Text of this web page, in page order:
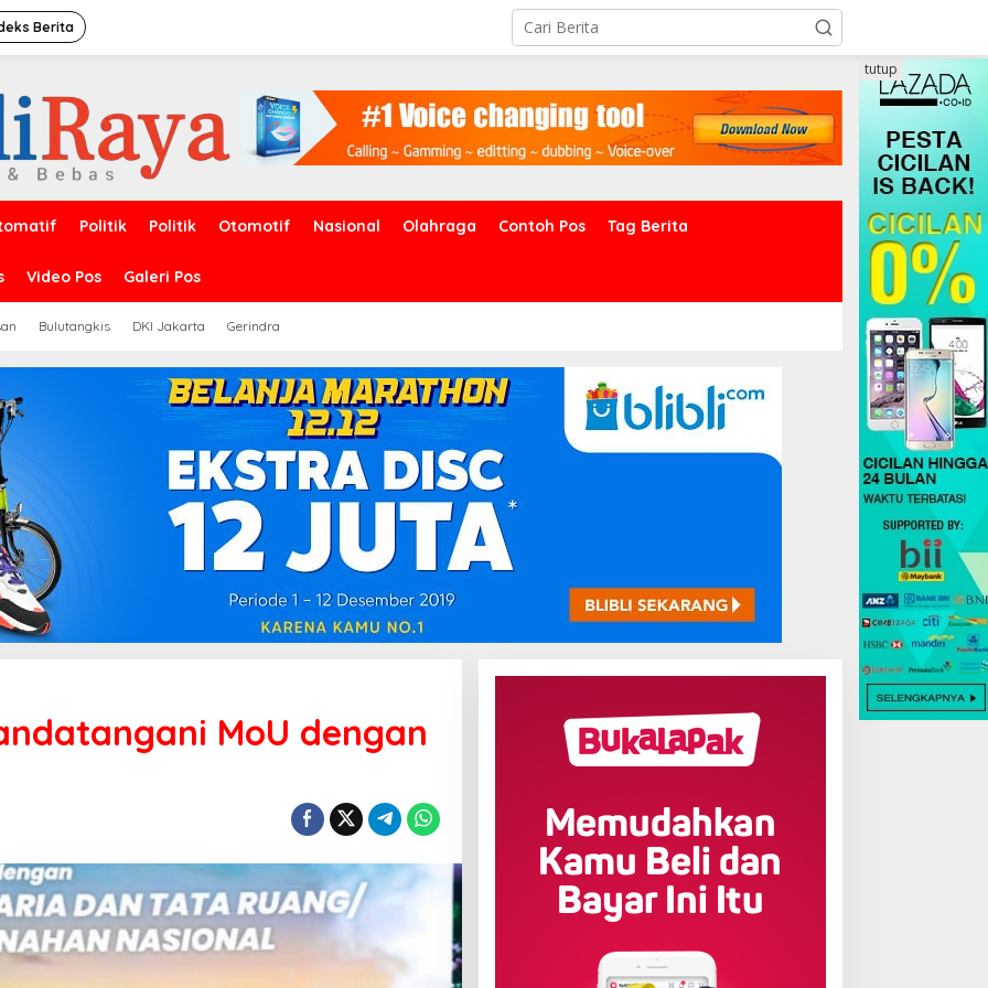
Berita
Politik Politik Otomotif Nasional Olahraga Contoh Pos Tag Berita
Video Pos Galeri Pos
Bulutangkis DKI Jakarta Gerindra
tutup
MoU dengan